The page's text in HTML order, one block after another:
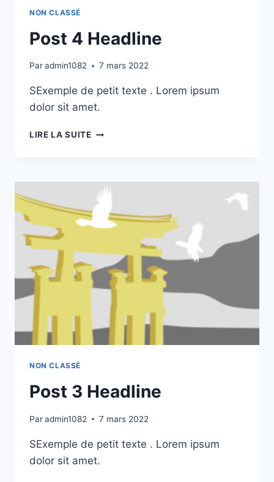
NON CLASSÉ
Post 4 Headline
Paradmin1082 7 mars 2022
SExemple de petit texte . Lorem ipsum
dolor sit amet.
LIRE LA SUITEPOST
NON CLASSÉ
Post 3 Headline
Paradmin1082 7 mars 2022
SExemple de petit texte . Lorem ipsum
dolor sit amet.